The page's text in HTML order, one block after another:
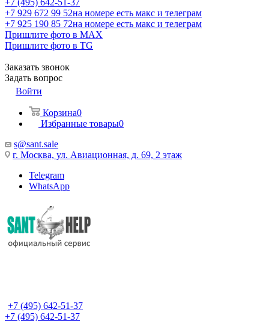
+7 (495) 642-51-37
+7 929 672 99 52на номере есть макс и телеграм
+7 925 190 85 72на номере есть макс и телеграм
Пришлите фото в MAX
Пришлите фото в TG
Заказать звонок
Задать вопрос
Войти
Корзина0
Избранные товары0
s@sant.sale
г. Москва, ул. Авиационная, д. 69, 2 этаж
Telegram
WhatsApp
+7 (495) 642-51-37
+7 (495) 642-51-37